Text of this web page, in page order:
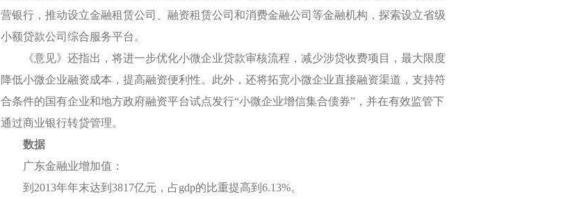
营银行，推动设立金融租赁公司、融资租赁公司和消费金融公司等金融机构，探索设立省级
小额贷款公司综合服务平台。
《意见》还指出，将进一步优化小微企业贷款审核流程，减少涉贷收费项目，最大限度
降低小微企业融资成本，提高融资便利性。此外，还将拓宽小微企业直接融资渠道，支持符
合条件的国有企业和地方政府融资平台试点发行“小微企业增信集合债券”，并在有效监管下
通过商业银行转贷管理。
数据
广东金融业增加值：
到 2013年年末达到 3817亿元，占gdp的比重提高到 6.13%。